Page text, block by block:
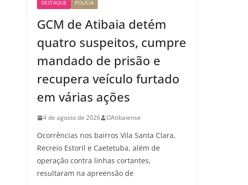
DESTAQUE POLÍCIA
GCM de Atibaia detém
quatro suspeitos, cumpre
mandado de prisão e
recupera veículo furtado
em várias ações
4 de agosto de 2026 OAtibaiense
Ocorrências nos bairros Vila Santa Clara,
Recreio Estoril e Caetetuba, além de
operação contra linhas cortantes,
resultaram na apreensão de